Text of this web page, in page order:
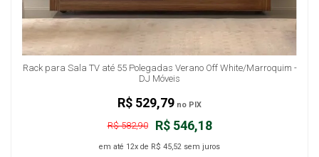
Rack para Sala TV até 55 Polegadas Verano Off White/Marroquim -
DJ Móveis
R$ 546,18
R$ 582,90
em até 12x de R$ 45,52 sem juros
R$ 529,79 no PIX